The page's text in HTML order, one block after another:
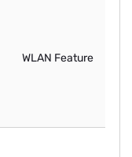
WLAN Feature